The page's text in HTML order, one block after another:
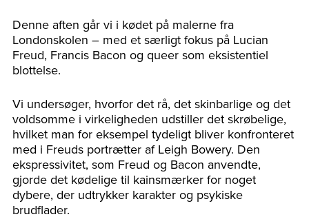
Denne aften går vi i kødet på malerne fra
Londonskolen – med et særligt fokus på Lucian
Freud, Francis Bacon og queer som eksistentiel
blottelse.
Vi undersøger, hvorfor det rå, det skinbarlige og det
voldsomme i virkeligheden udstiller det skrøbelige,
hvilket man for eksempel tydeligt bliver konfronteret
med i Freuds portrætter af Leigh Bowery. Den
ekspressivitet, som Freud og Bacon anvendte,
gjorde det kødelige til kainsmærker for noget
dybere, der udtrykker karakter og psykiske
brudflader.